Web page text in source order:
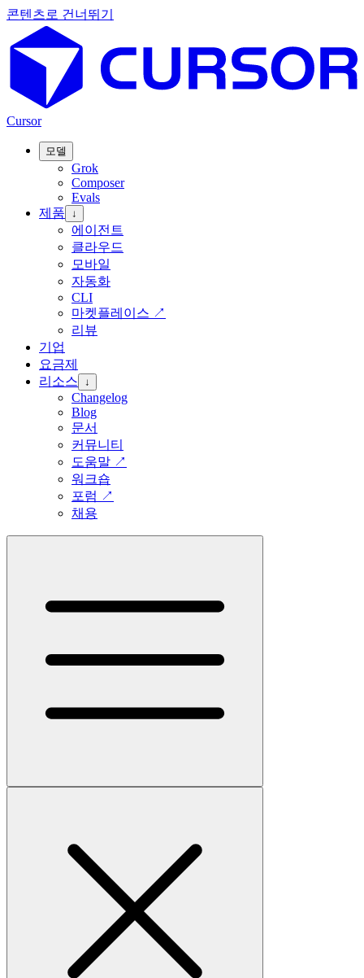
콘텐츠로 건너뛰기
Cursor
모델
Grok
Composer
Evals
제품
↓
에이전트
클라우드
모바일
자동화
CLI
마켓플레이스 ↗
리뷰
기업
요금제
리소스
↓
Changelog
Blog
문서
커뮤니티
도움말 ↗
워크숍
포럼 ↗
채용